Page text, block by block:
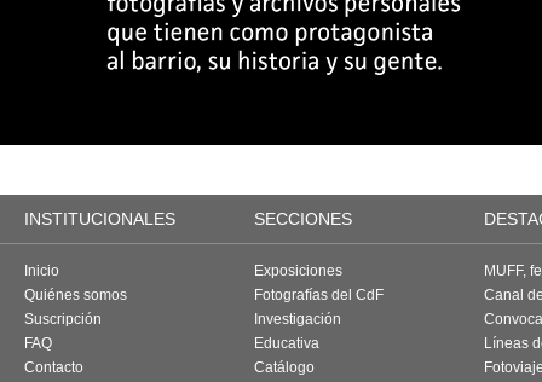
INSTITUCIONALES SECCIONES
Inicio
Quiénes somos
Suscripción
FAQ
Contacto
Exposiciones
Fotografías del CdF
Investigación
Educativa
Catálogo
MUFF,
Canal
Líneas